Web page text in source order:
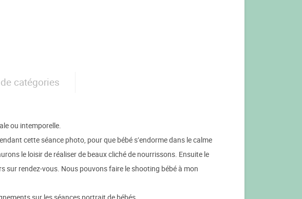
catégories
ou intemporelle.
cette séance photo, pour que bébé s’endorme dans le calme
le loisir de réaliser de beaux cliché de nourrissons. Ensuite le
sur rendez-vous. Nous pouvons faire le shooting bébé à mon